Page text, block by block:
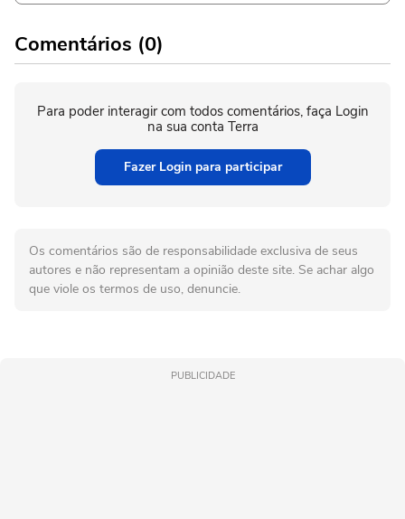
Comentários (0)
Para poder interagir com todos comentários, faça Login
na sua conta Terra
Fazer Login para participar
Os comentários são de responsabilidade exclusiva de seus
autores e não representam a opinião deste site. Se achar algo
que viole os termos de uso, denuncie.
PUBLICIDADE